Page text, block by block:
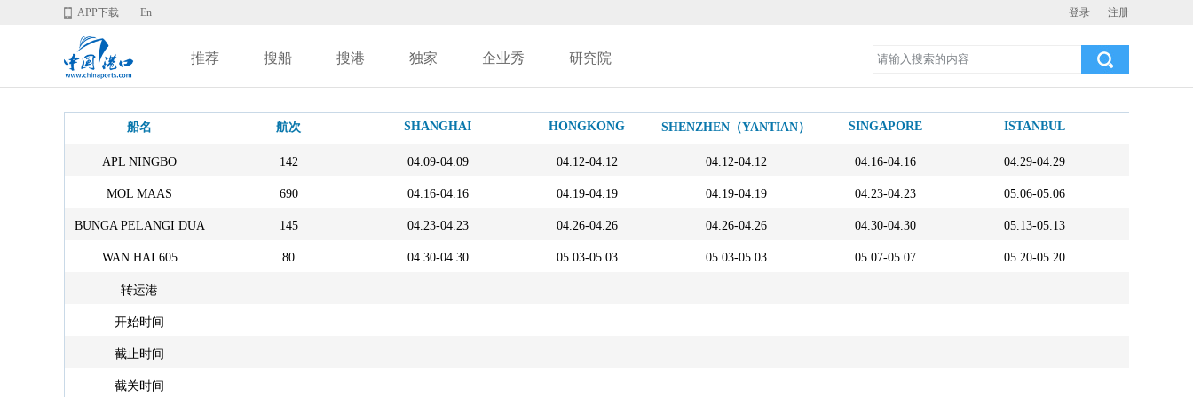
登录 注册
APP下载 En
推荐 搜船 搜港 独家 企业秀 研究院
船名 航次 SHANGHAI HONGKONG SHENZHEN（YANTIAN） SINGAPORE ISTANBUL
APL NINGBO 142 04.09-04.09 04.12-04.12 04.12-04.12 04.16-04.16 04.29-04.29
MOL MAAS 690 04.16-04.16 04.19-04.19 04.19-04.19 04.23-04.23 05.06-05.06
BUNGA PELANGI DUA 145 04.23-04.23 04.26-04.26 04.26-04.26 04.30-04.30 05.13-05.13
WAN HAI 605 80 04.30-04.30 05.03-05.03 05.03-05.03 05.07-05.07 05.20-05.20
转运港
开始时间
截止时间
截关时间